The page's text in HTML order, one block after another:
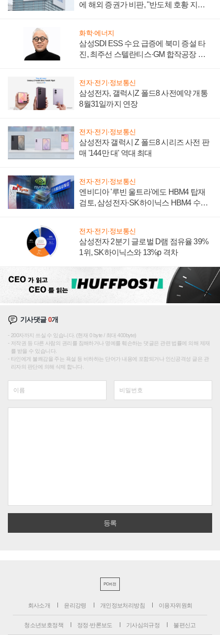
에 해외 증권가 비판, "반도체 호황 지속
화학·에너지
삼성SDI ESS 수요 급증에 북미 증설 타
진, 최주선 스텔란티스·GM 합작공장 건
전자·전기·정보통신
삼성전자, 갤럭시Z 폴드8 사전예약 개통
8월31일까지 연장
전자·전기·정보통신
삼성전자 갤럭시 Z 폴드8 시리즈 사전 판
매 '144만 대' 역대 최대
전자·전기·정보통신
엔비디아 '루빈 울트라'에도 HBM4 탑재
검토, 삼성전자·SK하이닉스 HBM4 수율
전자·전기·정보통신
삼성전자 2분기 글로벌 D램 점유율 39%
1위, SK하이닉스와 13%p 격차
기사댓글0개
200자까지 쓰실 수 있습니다. (현재 0 byte / 최대 400byte)
저작권 등 다른 사람의 권리를 침해하거나 명예를 훼손하는 댓글은 관련 법률에 의해 제재
를 받을 수 있습니다.
타인에게 불쾌감을 주는 욕설 등 비하하는 단어가 내용에 포함되거나 인신공격성 글은 관
리자의 판단에 의해 삭제 합니다.
PC버전
회사소개 윤리강령 개인정보처리방침 이용자위원회
청소년보호정책 정정·반론보도 기사심의규정 불편신고